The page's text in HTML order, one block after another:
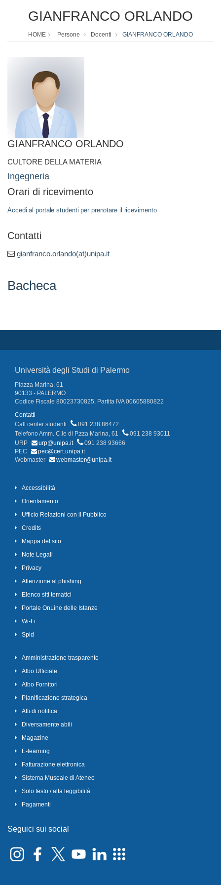
GIANFRANCO ORLANDO
HOME Persone Docenti GIANFRANCO ORLANDO
GIANFRANCO ORLANDO
CULTORE DELLA MATERIA
Ingegneria
Orari di ricevimento
Accedi al portale studenti per prenotare il ricevimento
Contatti
gianfranco.orlando(at)unipa.it
Bacheca
Università degli Studi di Palermo
Piazza Marina, 61
90133 - PALERMO
Codice Fiscale 80023730825, Partita IVA 00605880822
Contatti
Call center studenti
091 238 86472
Telefono Amm. C.le di P.zza Marina, 61
091 238 93011
URP
urp@unipa.it
091 238 93666
PEC
pec@cert.unipa.it
Webmaster
webmaster@unipa.it
Accessibilità
Orientamento
Ufficio Relazioni con il Pubblico
Credits
Mappa del sito
Note Legali
Privacy
Attenzione al phishing
Elenco siti tematici
Portale OnLine delle Istanze
Wi-Fi
Spid
Amministrazione trasparente
Albo Ufficiale
Albo Fornitori
Pianificazione strategica
Atti di notifica
Diversamente abili
Magazine
E-learning
Fatturazione elettronica
Sistema Museale di Ateneo
Solo testo / alta leggibilità
Pagamenti
Seguici sui social